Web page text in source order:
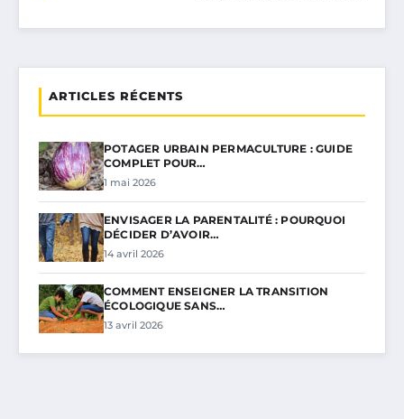
ARTICLES RÉCENTS
POTAGER URBAIN PERMACULTURE : GUIDE
COMPLET POUR…
1 mai 2026
ENVISAGER LA PARENTALITÉ : POURQUOI
DÉCIDER D’AVOIR…
14 avril 2026
COMMENT ENSEIGNER LA TRANSITION
ÉCOLOGIQUE SANS…
13 avril 2026